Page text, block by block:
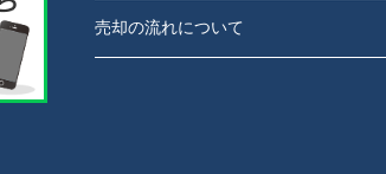
売却の流れについて